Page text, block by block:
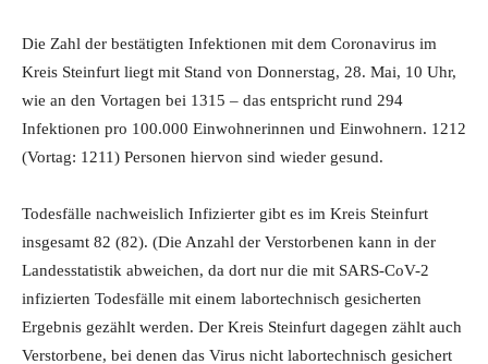
Die Zahl der bestätigten Infektionen mit dem Coronavirus im
Kreis Steinfurt liegt mit Stand von Donnerstag, 28. Mai, 10 Uhr,
wie an den Vortagen bei 1315 – das entspricht rund 294
Infektionen pro 100.000 Einwohnerinnen und Einwohnern. 1212
(Vortag: 1211) Personen hiervon sind wieder gesund.
Todesfälle nachweislich Infizierter gibt es im Kreis Steinfurt
insgesamt 82 (82). (Die Anzahl der Verstorbenen kann in der
Landesstatistik abweichen, da dort nur die mit SARS-CoV-2
infizierten Todesfälle mit einem labortechnisch gesicherten
Ergebnis gezählt werden. Der Kreis Steinfurt dagegen zählt auch
Verstorbene, bei denen das Virus nicht labortechnisch gesichert